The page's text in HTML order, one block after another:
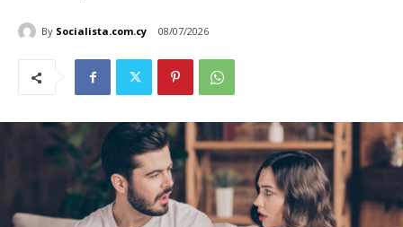
By Socialista.com.cy 08/07/2026